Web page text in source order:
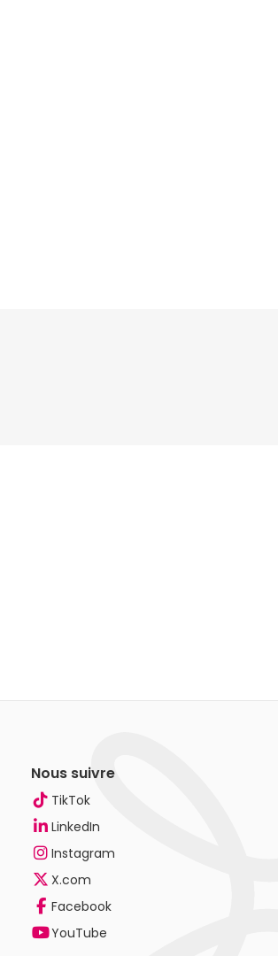
Nous suivre
TikTok
LinkedIn
Instagram
X.com
Facebook
YouTube